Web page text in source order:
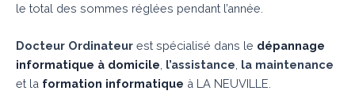
le total des sommes réglées pendant l’année.
Docteur Ordinateur est spécialisé dans le dépannage
informatique à domicile l’assistance la maintenance
et la formation informatique à LA NEUVILLE.